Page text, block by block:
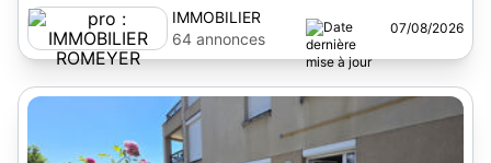
IMMOBILIER
ROMEYER
64 annonces
07/08/2026